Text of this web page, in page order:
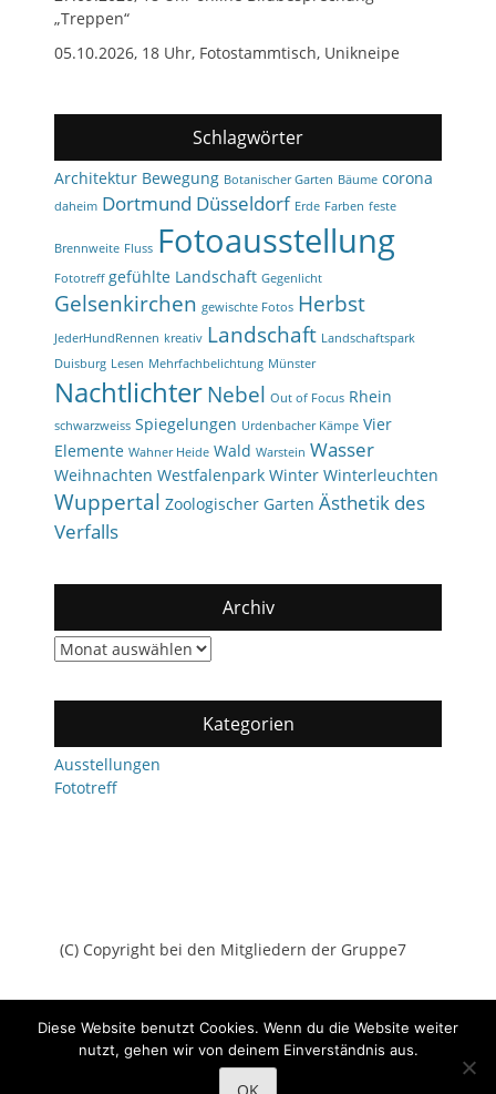
„Treppen“
05.10.2026, 18 Uhr, Fotostammtisch, Unikneipe
Schlagwörter
Architektur Bewegung Botanischer Garten Bäume corona
daheim Dortmund Düsseldorf Erde Farben feste
Brennweite Fluss Fotoausstellung
Fototreff gefühlte Landschaft Gegenlicht
Gelsenkirchen gewischte Fotos Herbst
JederHundRennen kreativ Landschaft Landschaftspark
Duisburg Lesen Mehrfachbelichtung Münster
NachtlichterNebel Out of Focus Rhein
schwarzweiss Spiegelungen Urdenbacher Kämpe Vier
Elemente Wahner Heide Wald Warstein Wasser
Weihnachten Westfalenpark Winter Winterleuchten
Wuppertal Zoologischer Garten Ästhetik des
Verfalls
Archiv
Archiv
Kategorien
Ausstellungen
Fototreff
(C) Copyright bei den Mitgliedern der Gruppe7
Gruppe7All Rights Reserved.
Diese Website benutzt Cookies. Wenn du die Website weiter
nutzt, gehen wir von deinem Einverständnis aus.